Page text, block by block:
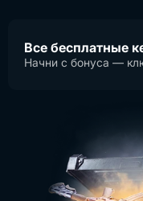
Все бесплатные
Начни с бонуса —